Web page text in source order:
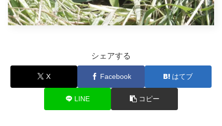
シェアする
X Facebook はてブ
LINE コピー